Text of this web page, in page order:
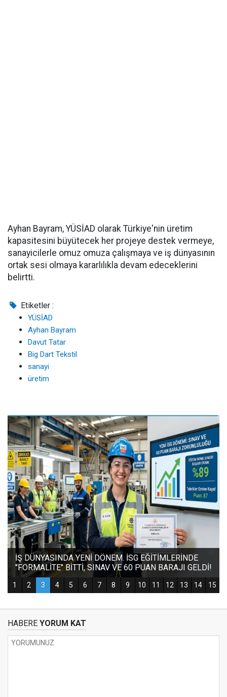
Ayhan Bayram, YÜSİAD olarak Türkiye'nin üretim
kapasitesini büyütecek her projeye destek vermeye,
sanayicilerle omuz omuza çalışmaya ve iş dünyasının
ortak sesi olmaya kararlılıkla devam edeceklerini
belirtti.
Etiketler :
YÜSİAD
Ayhan Bayram
Davut Tatar
Big Dart Tekstil
sanayi
üretim
HABERE YORUM KAT